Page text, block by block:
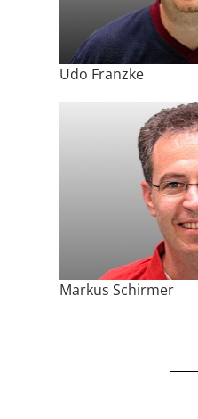
Udo Franzke
Markus Schirmer